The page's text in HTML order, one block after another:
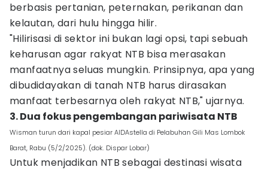
berbasis pertanian, peternakan, perikanan dan
kelautan, dari hulu hingga hilir.
"Hilirisasi di sektor ini bukan lagi opsi, tapi sebuah
keharusan agar rakyat NTB bisa merasakan
manfaatnya seluas mungkin. Prinsipnya, apa yang
dibudidayakan di tanah NTB harus dirasakan
manfaat terbesarnya oleh rakyat NTB," ujarnya.
3. Dua fokus pengembangan pariwisata NTB
Wisman turun dari kapal pesiar AIDAstella di Pelabuhan Gili Mas Lombok
Barat, Rabu (5/2/2025). (dok. Dispar Lobar)
Untuk menjadikan NTB sebagai destinasi wisata